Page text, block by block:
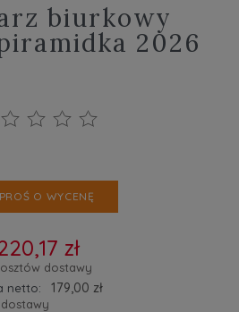
biurkowy
2026
O WYCENĘ
zł
dostawy
netto:
179,00 zł
dostawy